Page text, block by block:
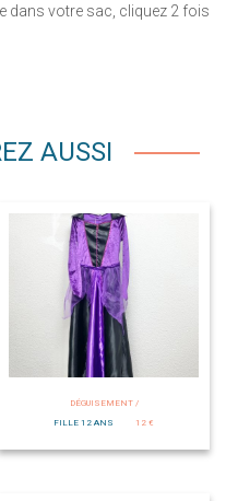
dans votre sac, cliquez 2 fois
AUSSI
DÉGUISEMENT /
FILLE 12 ANS
12 €